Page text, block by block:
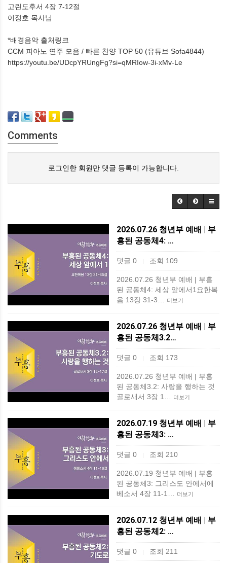
고린도후서 4장 7-12절
이정호 목사님
*배경음악 출처링크
CCM 피아노 연주 모음 / 빠른 찬양 TOP 50 (유튜브 Sofa4844)
https://youtu.be/UDcpYRUngFg?si=qMRIow-3i-xMv-Le​
Comments
로그인한 회원만 댓글 등록이 가능합니다.
2026.07.26 청년부 예배 | 부
흥된 공동체4: …
댓글 0 | 조회 109
2026.07.26 청년부 예배 | 부흥
된 공동체4: 세상 앞에서1요한복
음 13장 31-3…
더보기
2026.07.26 청년부 예배 | 부
흥된 공동체3.2…
댓글 0 | 조회 173
2026.07.26 청년부 예배 | 부흥
된 공동체3.2: 사랑을 행하는 것
골로새서 3장 1…
더보기
2026.07.19 청년부 예배 | 부
흥된 공동체3: …
댓글 0 | 조회 210
2026.07.19 청년부 예배 | 부흥
된 공동체3: 그리스도 안에서에
베소서 4장 11-1…
더보기
2026.07.12 청년부 예배 | 부
흥된 공동체2: …
댓글 0 | 조회 211